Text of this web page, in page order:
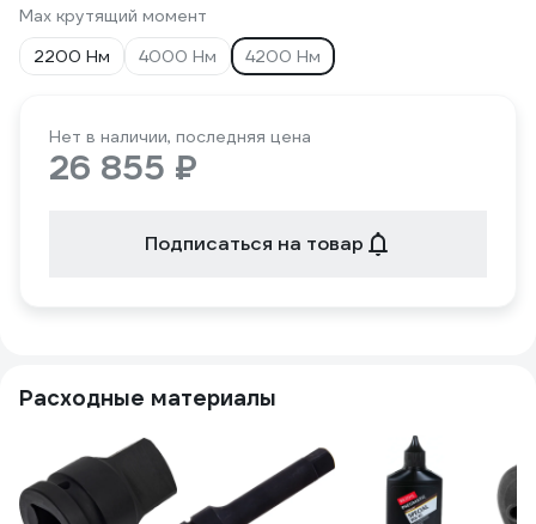
Max крутящий момент
2200 Нм
4000 Нм 4200 Нм
Нет в наличии, последняя цена
26 855 ₽
Подписаться на товар
Расходные материалы